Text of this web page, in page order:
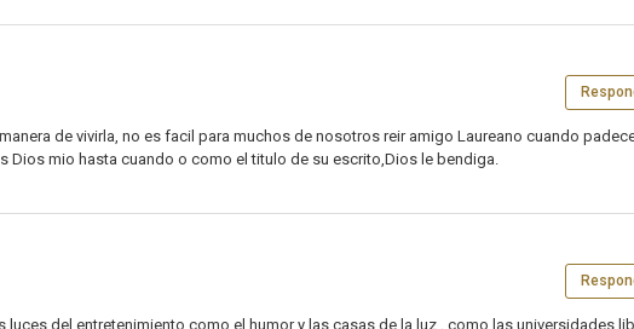
de vivirla, no es facil para muchos de nosotros reir amigo Laureano cuando
Dios mio hasta cuando o como el titulo de su escrito,Dios le bendiga.
del entretenimiento como el humor y las casas de la luz , como las universidades